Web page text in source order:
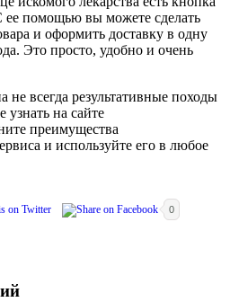
ее помощью вы можете сделать
и оформить доставку в одну
Это просто, удобно и очень
не всегда результативные походы
узнать на сайте
преимущества
и используйте его в любое
0